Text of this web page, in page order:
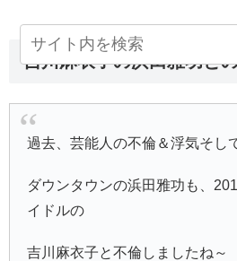
吉川麻衣子の浜田雅功と
過去、芸能人の不倫＆浮気そし
ダウンタウンの浜田雅功も、
イドルの
吉川麻衣子と不倫しましたね～